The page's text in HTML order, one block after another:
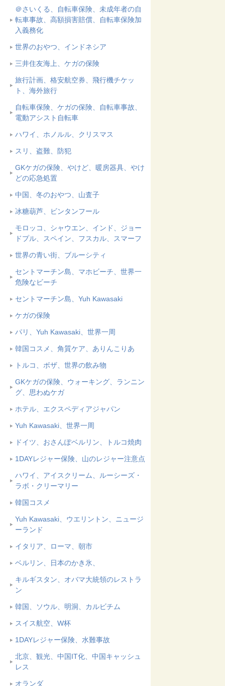
＠さいくる、自転車保険、未成年者の自
転車事故、高額損害賠償、自転車保険加
入義務化
世界のおやつ、インドネシア
三井住友海上、ケガの保険
旅行計画、格安航空券、飛行機チケッ
ト、海外旅行
自転車保険、ケガの保険、自転車事故、
電動アシスト自転車
ハワイ、ホノルル、クリスマス
スリ、盗難、防犯
GKケガの保険、やけど、暖房器具、やけ
どの応急処置
中国、冬のおやつ、山査子
冰糖葫芦、ビンタンフール
モロッコ、シャウエン、インド、ジョー
ドプル、スペイン、フスカル、スマーフ
世界の青い街、ブルーシティ
セントマーチン島、マホビーチ、世界一
危険なビーチ
セントマーチン島、Yuh Kawasaki
ケガの保険
パリ、Yuh Kawasaki、世界一周
韓国コスメ、角質ケア、ありんこりあ
トルコ、ボザ、世界の飲み物
GKケガの保険、ウォーキング、ランニン
グ、思わぬケガ
ホテル、エクスペディアジャパン
Yuh Kawasaki、世界一周
ドイツ、おさんぽベルリン、トルコ焼肉
1DAYレジャー保険、山のレジャー注意点
ハワイ、アイスクリーム、ルーシーズ・
ラボ・クリーマリー
韓国コスメ
Yuh Kawasaki、ウエリントン、ニュージ
ーランド
イタリア、ローマ、朝市
ベルリン、日本のかき氷、
キルギスタン、オバマ大統領のレストラ
ン
韓国、ソウル、明洞、カルビチム
スイス航空、W杯
1DAYレジャー保険、水難事故
北京、観光、中国IT化、中国キャッシュ
レス
オランダ